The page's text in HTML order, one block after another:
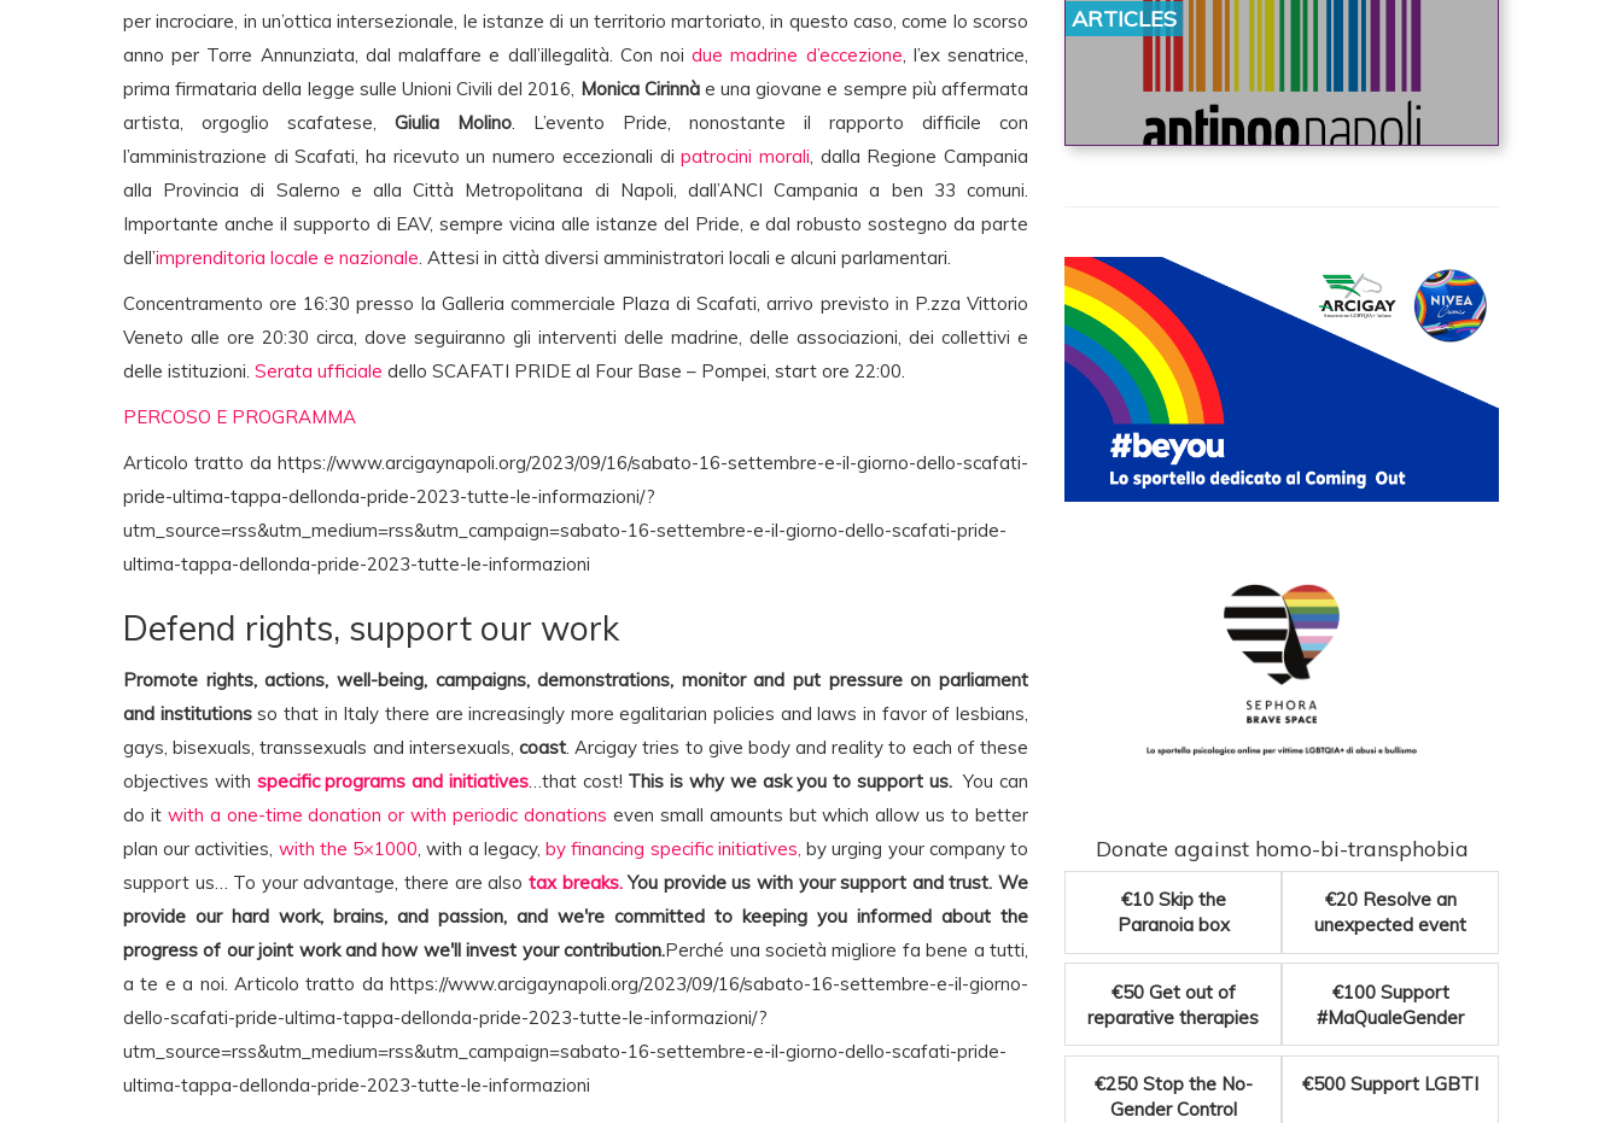
per incrociare, in un’ottica intersezionale, le istanze di un territorio martoriato, in questo caso, come lo scorso
anno per Torre Annunziata, dal malaffare e dall’illegalità. Con noidue madrine d’eccezione, l’ex senatrice,
prima firmataria della legge sulle Unioni Civili del 2016, Monica Cirinnàe una giovane e sempre più affermata
artista, orgoglio scafatese, Giulia Molino. L’evento Pride, nonostante il rapporto difficile con
l’amministrazione di Scafati, ha ricevuto un numero eccezionali dipatrocini morali, dalla Regione Campania
alla Provincia di Salerno e alla Città Metropolitana di Napoli, dall’ANCI Campania a ben 33 comuni.
Importante anche il supporto di EAV, sempre vicina alle istanze del Pride, e dal robusto sostegno da parte
dell’imprenditoria locale e nazionale. Attesi in città diversi amministratori locali e alcuni parlamentari.
Concentramento ore 16:30 presso la Galleria commerciale Plaza di Scafati, arrivo previsto in P.zza Vittorio
Veneto alle ore 20:30 circa, dove seguiranno gli interventi delle madrine, delle associazioni, dei collettivi e
delle istituzioni. Serata ufficiale dello SCAFATI PRIDE al Four Base – Pompei, start ore 22:00.
PERCOSO E PROGRAMMA
Articolo tratto da https://www.arcigaynapoli.org/2023/09/16/sabato-16-settembre-e-il-giorno-dello-scafati-
pride-ultima-tappa-dellonda-pride-2023-tutte-le-informazioni/?
utm_source=rss&utm_medium=rss&utm_campaign=sabato-16-settembre-e-il-giorno-dello-scafati-pride-
ultima-tappa-dellonda-pride-2023-tutte-le-informazioni
Defend rights, support our work
Promote rights, actions, well-being, campaigns, demonstrations, monitor and put pressure on parliament
and institutionsso that in Italy there are increasingly more egalitarian policies and laws in favor of lesbians,
gays, bisexuals, transsexuals and intersexuals, coast. Arcigay tries to give body and reality to each of these
objectives with specific programs and initiatives…that cost! This is why we ask you to support us.You can
do it with a one-time donation or with periodic donations even small amounts but which allow us to better
plan our activities, with the 5×1000, with a legacy,by financing specific initiatives, by urging your company to
support us… To your advantage, there are also tax breaks. You provide us with your support and trust. We
provide our hard work, brains, and passion, and we're committed to keeping you informed about the
progress of our joint work and how we'll invest your contribution.Perché una società migliore fa bene a tutti,
a te e a noi. Articolo tratto da https://www.arcigaynapoli.org/2023/09/16/sabato-16-settembre-e-il-giorno-
dello-scafati-pride-ultima-tappa-dellonda-pride-2023-tutte-le-informazioni/?
utm_source=rss&utm_medium=rss&utm_campaign=sabato-16-settembre-e-il-giorno-dello-scafati-pride-
ultima-tappa-dellonda-pride-2023-tutte-le-informazioni
ARTICLES
Donate against homo-bi-transphobia
€10 Skip the
Paranoia box
€20 Resolve an
unexpected event
€50 Get out of
reparative therapies
€100 Support
#MaQualeGender
€250 Stop the No-
Gender Control
€500 Support LGBTI